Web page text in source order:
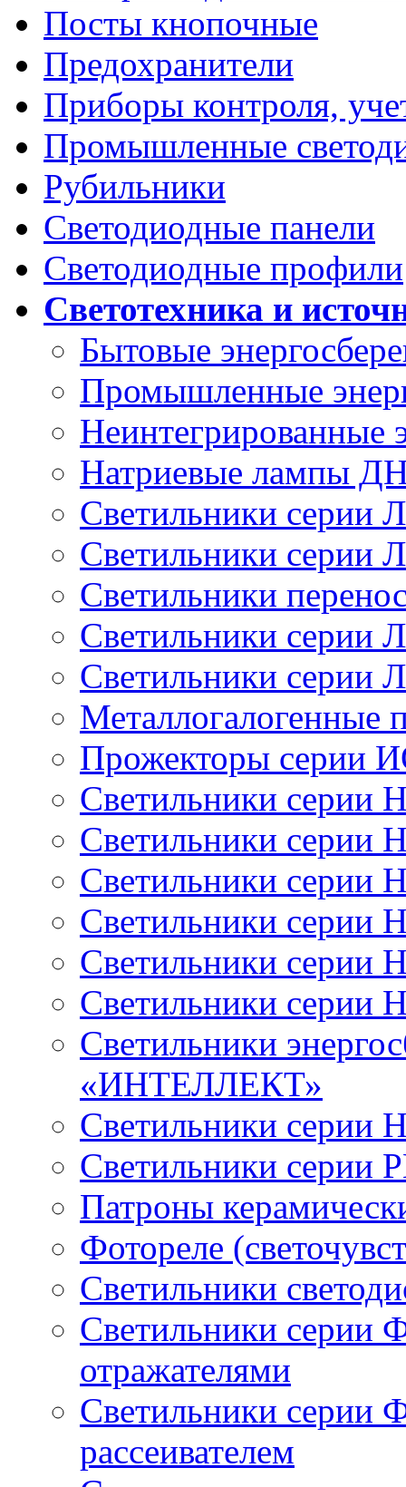
Посты кнопочные
Предохранители
Приборы контроля,
Промышленные
Рубильники
Светодиодные панели
Светодиодные профили
Светотехника и
Бытовые
Промышленные
Неинтегрированные
Натриевые лампы
Светильники серии
Светильники серии
Светильники
Светильники серии
Светильники серии
Металлогалогенные
Прожекторы серии
Светильники серии
Светильники серии
Светильники серии
Светильники серии
Светильники серии
Светильники серии
Светильники
«ИНТЕЛЛЕКТ»
Светильники серии
Светильники серии
Патроны
Фотореле
Светильники
Светильники
отражателями
Светильники серии
рассеивателем